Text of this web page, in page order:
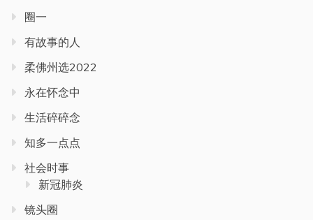
圈一
有故事的人
柔佛州选2022
永在怀念中
生活碎碎念
知多一点点
社会时事
新冠肺炎
镜头圈